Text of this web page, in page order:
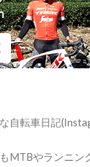
自転車日記
MTBやランニン